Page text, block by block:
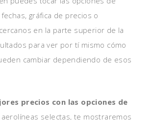
gráfica de precios o
en la parte superior de la
para ver por tí mismo cómo
cambiar dependiendo de esos
precios con las opciones de
aerolíneas selectas, te mostraremos